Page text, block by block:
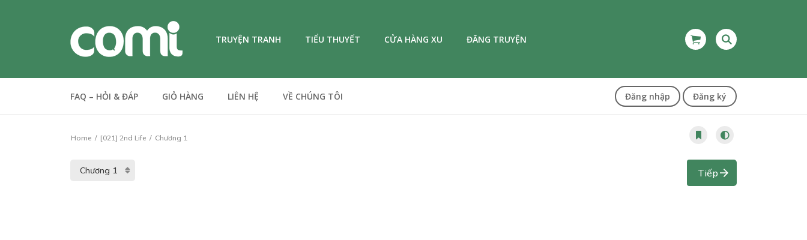
TRUYỆN TRANH TIỂU THUYẾT CỬA HÀNG XU ĐĂNG TRUYỆN
FAQ – HỎI & ĐÁP GIỎ HÀNG LIÊN HỆ VỀ CHÚNG TÔI Đăng nhập Đăng ký
Home [021] 2nd Life Chương 1
Tiếp